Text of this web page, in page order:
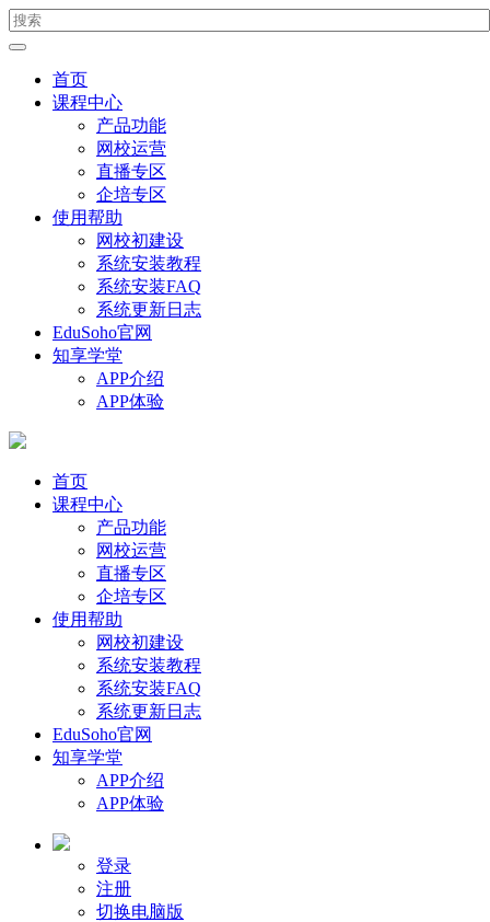
首页
课程中心
产品功能
网校运营
直播专区
企培专区
使用帮助
网校初建设
系统安装教程
系统安装FAQ
系统更新日志
EduSoho官网
知享学堂
APP介绍
APP体验
首页
课程中心
产品功能
网校运营
直播专区
企培专区
使用帮助
网校初建设
系统安装教程
系统安装FAQ
系统更新日志
EduSoho官网
知享学堂
APP介绍
APP体验
登录
注册
切换电脑版